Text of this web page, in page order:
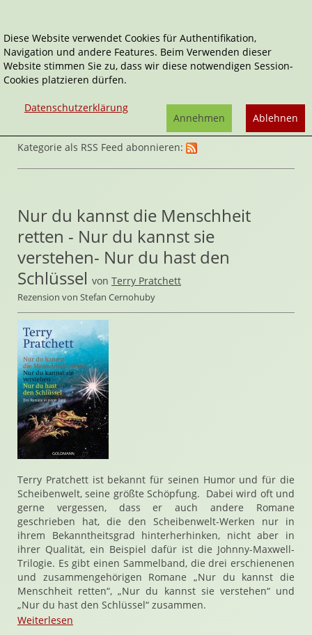
Home Belletristik
Kategorie als RSS Feed abonnieren:
Nur du kannst die Menschheit
retten - Nur du kannst sie
verstehen- Nur du hast den
Schlüssel von Terry Pratchett
Rezension von Stefan Cernohuby
Terry Pratchett ist bekannt für seinen Humor und für die
Scheibenwelt, seine größte Schöpfung. Dabei wird oft und
gerne vergessen, dass er auch andere Romane
geschrieben hat, die den Scheibenwelt-Werken nur in
ihrem Bekanntheitsgrad hinterherhinken, nicht aber in
ihrer Qualität, ein Beispiel dafür ist die Johnny-Maxwell-
Trilogie. Es gibt einen Sammelband, die drei erschienenen
und zusammengehörigen Romane „Nur du kannst die
Menschheit retten“, „Nur du kannst sie verstehen“ und
„Nur du hast den Schlüssel“ zusammen.
Weiterlesen
Diese Website verwendet Cookies für Authentifikation,
Navigation und andere Features. Beim Verwenden dieser
Website stimmen Sie zu, dass wir diese notwendigen Session-
Cookies platzieren dürfen.
Datenschutzerklärung
Ablehnen
Annehmen